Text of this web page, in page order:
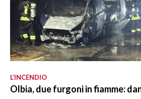
L’INCENDIO
Olbia, due furgoni in fiamme: